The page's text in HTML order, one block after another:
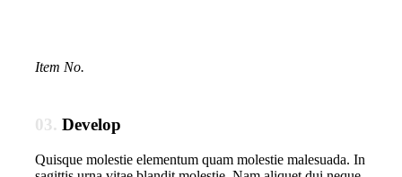
Item No.
03. Develop
Quisque molestie elementum quam molestie malesuada. In